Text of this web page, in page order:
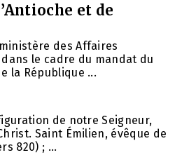
et de
des Affaires
le cadre du mandat du
la République ...
de notre Seigneur,
Saint Émilien, évêque de
820) ; ...